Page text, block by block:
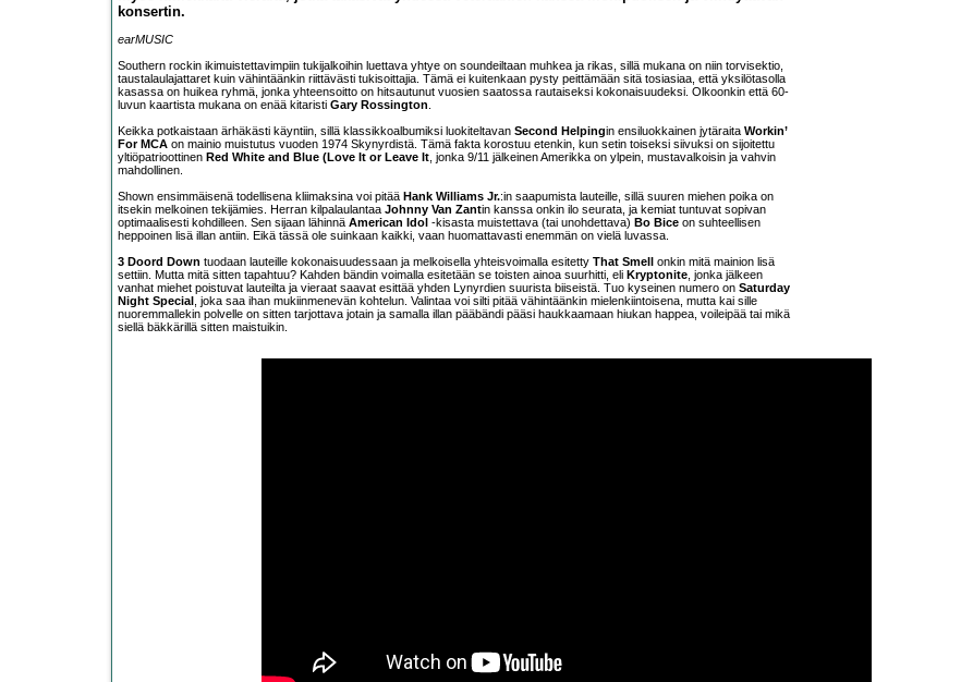
konsertin.
earMUSIC
Southern rockin ikimuistettavimpiin tukijalkoihin luettava yhtye on soundeiltaan muhkea ja rikas, sillä mukana on niin torvisektio,
taustalaulajattaret kuin vähintäänkin riittävästi tukisoittajia. Tämä ei kuitenkaan pysty peittämään sitä tosiasiaa, että yksilötasolla
kasassa on huikea ryhmä, jonka yhteensoitto on hitsautunut vuosien saatossa rautaiseksi kokonaisuudeksi. Olkoonkin että 60-
luvun kaartista mukana on enää kitaristi Gary Rossington.
Keikka potkaistaan ärhäkästi käyntiin, sillä klassikkoalbumiksi luokiteltavan Second Helpingin ensiluokkainen jytäraita Workin’
For MCA on mainio muistutus vuoden 1974 Skynyrdistä. Tämä fakta korostuu etenkin, kun setin toiseksi siivuksi on sijoitettu
yltiöpatrioottinen Red White and Blue (Love It or Leave It, jonka 9/11 jälkeinen Amerikka on ylpein, mustavalkoisin ja vahvin
mahdollinen.
Shown ensimmäisenä todellisena kliimaksina voi pitää Hank Williams Jr.:in saapumista lauteille, sillä suuren miehen poika on
itsekin melkoinen tekijämies. Herran kilpalaulantaa Johnny Van Zantin kanssa onkin ilo seurata, ja kemiat tuntuvat sopivan
optimaalisesti kohdilleen. Sen sijaan lähinnä American Idol -kisasta muistettava (tai unohdettava) Bo Bice on suhteellisen
heppoinen lisä illan antiin. Eikä tässä ole suinkaan kaikki, vaan huomattavasti enemmän on vielä luvassa.
3 Doord Down tuodaan lauteille kokonaisuudessaan ja melkoisella yhteisvoimalla esitetty That Smell
onkin mitä mainion lisä
settiin. Mutta mitä sitten tapahtuu? Kahden bändin voimalla esitetään se toisten ainoa suurhitti, eli Kryptonite, jonka jälkeen
vanhat miehet poistuvat lauteilta ja vieraat saavat esittää yhden Lynyrdien suurista biiseistä. Tuo kyseinen numero on Saturday
Night Special , joka saa ihan mukiinmenevän kohtelun. Valintaa voi silti pitää vähintäänkin mielenkiintoisena, mutta kai sille
nuoremmallekin polvelle on sitten tarjottava jotain ja samalla illan pääbändi pääsi haukkaamaan hiukan happea, voileipää tai mikä
siellä bäkkärillä sitten maistuikin.